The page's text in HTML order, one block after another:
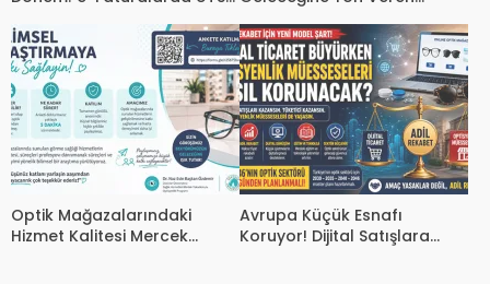
2026’da Başlıyor
Optik Mağazalarındaki
Hizmet Kalitesi Mercek
Avrupa Küçük Esnafı
Koruyor! Dijital Satışlara